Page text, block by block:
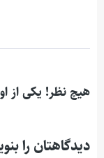
هیچ نظر! یکی از
دیدگاهتان را